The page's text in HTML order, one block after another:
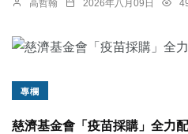
高哲翰 2026年八月09日
專欄
慈濟基金會「疫苗採購」全力